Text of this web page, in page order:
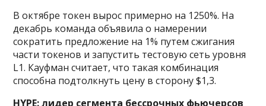
В октябре токен вырос примерно на 1250%. На
декабрь команда объявила о намерении
сократить предложение на 1% путем сжигания
части токенов и запустить тестовую сеть уровня
L1. Кауфман считает, что такая комбинация
способна подтолкнуть цену в сторону $1,3.
HYPE: лидер сегмента бессрочных фьючерсов